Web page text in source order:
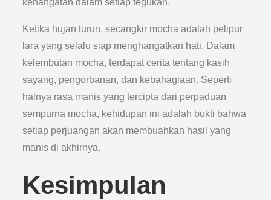
kehangatan dalam setiap tegukan.
Ketika hujan turun, secangkir mocha adalah pelipur
lara yang selalu siap menghangatkan hati. Dalam
kelembutan mocha, terdapat cerita tentang kasih
sayang, pengorbanan, dan kebahagiaan. Seperti
halnya rasa manis yang tercipta dari perpaduan
sempurna mocha, kehidupan ini adalah bukti bahwa
setiap perjuangan akan membuahkan hasil yang
manis di akhirnya.
Kesimpulan